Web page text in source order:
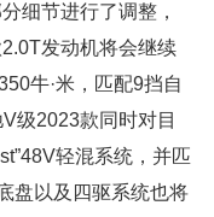
细节进行了调整，
发动机将会继续
牛·米，匹配9挡自
级2023款同时对目
轻混系统，并匹
盘以及四驱系统也将